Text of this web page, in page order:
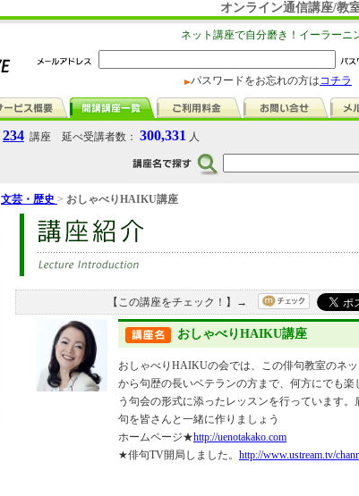
オンライン通信講座/教
ネット講座で自分磨き！イーラーニ
パスワードをお忘れの方はコチラ
234 講座 延べ受講者数： 300,331 人
文芸・歴史 > おしゃべりHAIKU講座
【この講座をチェック！】→
おしゃべりHAIKU講座
おしゃべりHAIKUの会では、この俳句教室のネ
から句歴の長いベテランの方まで、何方にでも楽
う句会の形式に添ったレッスンを行っています
句を皆さんと一緒に作りましょう
ホームページ★http://uenotakako.com
★俳句TV開局しました。 http://www.ustream.tv/